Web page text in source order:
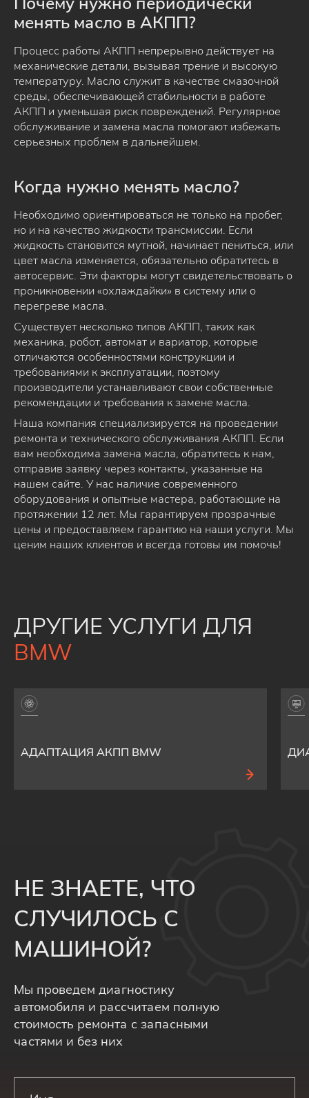
менять масло в АКПП?
Процесс работы АКПП непрерывно действует на
механические детали, вызывая трение и высокую
температуру. Масло служит в качестве смазочной
среды, обеспечивающей стабильности в работе
АКПП и уменьшая риск повреждений. Регулярное
обслуживание и замена масла помогают избежать
серьезных проблем в дальнейшем.
Когда нужно менять масло?
Необходимо ориентироваться не только на пробег,
но и на качество жидкости трансмиссии. Если
жидкость становится мутной, начинает пениться, или
цвет масла изменяется, обязательно обратитесь в
автосервис. Эти факторы могут свидетельствовать о
проникновении «охлаждайки» в систему или о
перегреве масла.
Существует несколько типов АКПП, таких как
механика, робот, автомат и вариатор, которые
отличаются особенностями конструкции и
требованиями к эксплуатации, поэтому
производители устанавливают свои собственные
рекомендации и требования к замене масла.
Наша компания специализируется на проведении
ремонта и технического обслуживания АКПП. Если
вам необходима замена масла, обратитесь к нам,
отправив заявку через контакты, указанные на
нашем сайте. У нас наличие современного
оборудования и опытные мастера, работающие на
протяжении 12 лет. Мы гарантируем прозрачные
цены и предоставляем гарантию на наши услуги. Мы
ценим наших клиентов и всегда готовы им помочь!
ДРУГИЕ УСЛУГИ ДЛЯ
BMW
АДАПТАЦИЯ АКПП BMW
НЕ ЗНАЕТЕ, ЧТО
СЛУЧИЛОСЬ С
МАШИНОЙ?
Мы проведем диагностику
автомобиля и рассчитаем полную
стоимость ремонта с запасными
частями и без них